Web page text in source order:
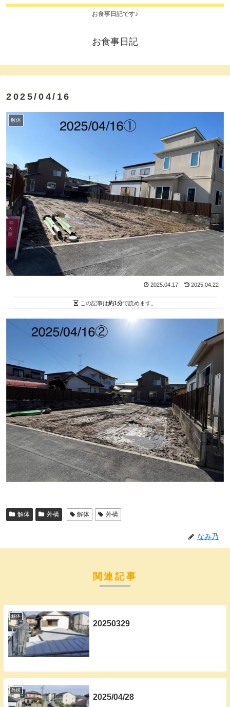
お食事日記です♪
お食事日記
2025/04/16
解体
2025.04.17 2025.04.22
この記事は約1分で読めます。
解体 外構 解体 外構
なみ乃
関連記事
解体
20250329
外構
2025/04/28